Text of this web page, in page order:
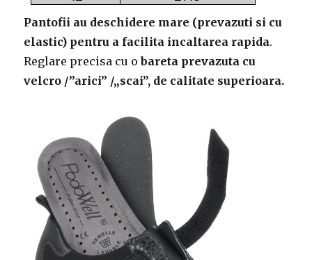
Pantofii au deschidere mare (prevazuti si cu
elastic) pentru a facilita incaltarea rapida.
Reglare precisa cu o bareta prevazuta cu
velcro /”arici” /„scai”, de calitate superioara.